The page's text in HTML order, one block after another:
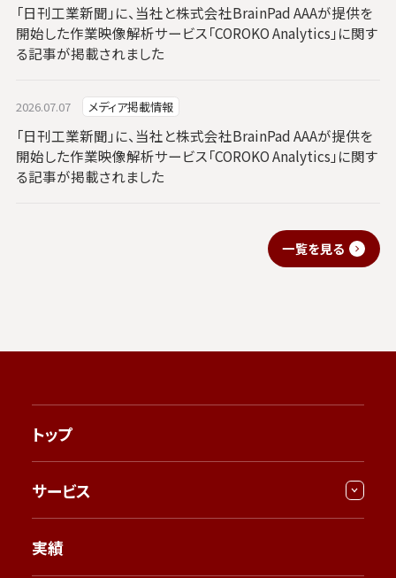
「日刊工業新聞」に、当社と株式会社BrainPad AAAが提供を
開始した作業映像解析サービス「COROKO Analytics」に関す
る記事が掲載されました
2026.07.07 メディア掲載情報
「日刊工業新聞」に、当社と株式会社BrainPad AAAが提供を
開始した作業映像解析サービス「COROKO Analytics」に関す
る記事が掲載されました
一覧を見る
トップ
サービス
実績